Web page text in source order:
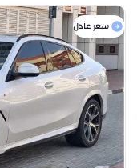
سعر عادل